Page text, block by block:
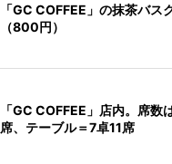
「GC COFFEE」の抹茶バス
（800円）
「GC COFFEE」店内。席数
席、テーブル＝7卓11席